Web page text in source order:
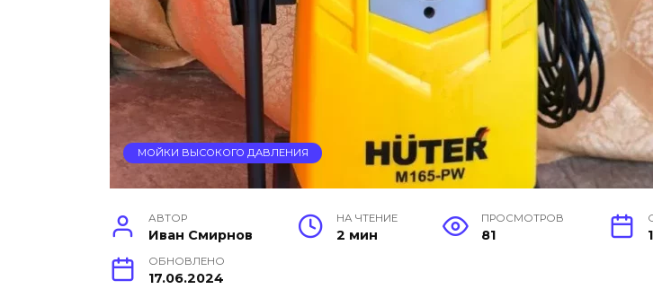
МОЙКИ ВЫСОКОГО ДАВЛЕНИЯ
АВТОР
Иван Смирнов
НА ЧТЕНИЕ
2 мин
ПРОСМОТРОВ
81
ОБНОВЛЕНО
17.06.2024